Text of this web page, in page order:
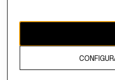
El contenido de esta página web
propiedad de H&M Hennes &